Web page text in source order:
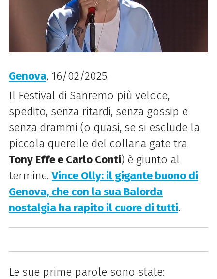
Genova, 16/02/2025.
Il Festival di Sanremo più veloce,
spedito, senza ritardi, senza gossip e
senza drammi (o quasi, se si esclude la
piccola querelle del collana gate tra
Tony Effe e Carlo Conti) è giunto al
termine.Vince Olly: il gigante buono di
Genova, che con la sua Balorda
nostalgia ha rapito il cuore di tutti.
Le sue prime parole sono state: